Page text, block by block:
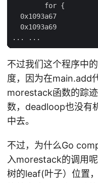
        for {
0x1093a67
0x1093a69
不过我们这个程序中
度，因为在main.add
morestack函数的踪
数，deadloop也没有
中去。
不过，为什么Go
入morestack的调用
树的leaf(叶子）位置